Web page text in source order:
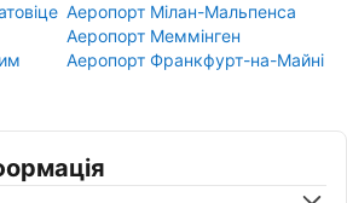
Аеропорт Мілан-Мальпенса
Аеропорт Меммінген
Аеропорт Франкфурт-на-Майні